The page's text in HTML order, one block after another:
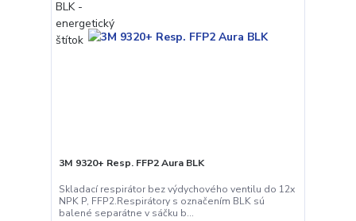
3M 9320+ Resp. FFP2 Aura BLK
Skladací respirátor bez výdychového ventilu do 12x
NPK P, FFP2.Respirátory s označením BLK sú
balené separátne v sáčku b...